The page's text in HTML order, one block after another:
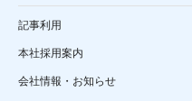
記事利用
本社採用案内
会社情報・お知らせ